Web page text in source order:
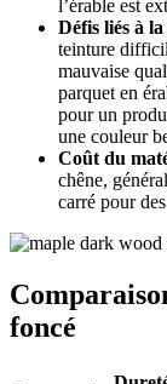
l’érable est
Défis liés à
teinture
mauvaise
parquet en
pour un
une couleur
Coût du
chêne,
carré pour
foncé